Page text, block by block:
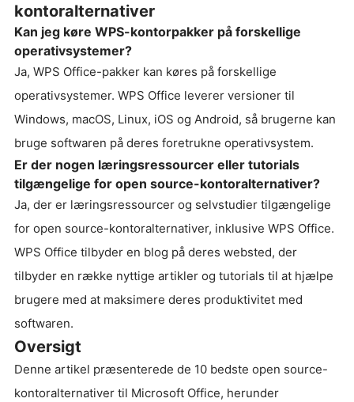
kontoralternativer
Kan jeg køre WPS-kontorpakker på forskellige
operativsystemer?
Ja, WPS Office-pakker kan køres på forskellige
operativsystemer. WPS Office leverer versioner til
Windows, macOS, Linux, iOS og Android, så brugerne kan
bruge softwaren på deres foretrukne operativsystem.
Er der nogen læringsressourcer eller tutorials
tilgængelige for open source-kontoralternativer?
Ja, der er læringsressourcer og selvstudier tilgængelige
for open source-kontoralternativer, inklusive WPS Office.
WPS Office tilbyder en blog på deres websted, der
tilbyder en række nyttige artikler og tutorials til at hjælpe
brugere med at maksimere deres produktivitet med
softwaren.
Oversigt
Denne artikel præsenterede de 10 bedste open source-
kontoralternativer til Microsoft Office, herunder